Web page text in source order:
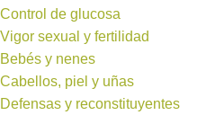
Control de glucosa
Vigor sexual y fertilidad
Bebés y nenes
Cabellos, piel y uñas
Defensas y reconstituyentes